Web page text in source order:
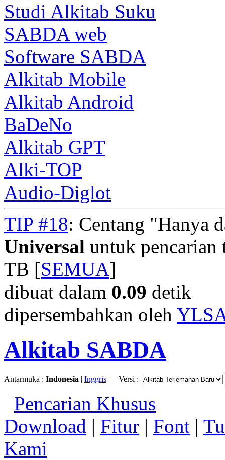
Studi Alkitab Suku
SABDA web
Software SABDA
Alkitab Mobile
Alkitab Android
BaDeNo
Alkitab GPT
Alki-TOP
Audio-Diglot
TIP #18: Centang "Hanya
Universal untuk pencarian
TB [SEMUA]
dibuat dalam 0.09 detik
dipersembahkan oleh
Alkitab SABDA
Antarmuka : Indonesia | Inggris Versi :
Pencarian Khusus
Download | Fitur | Font |
Kami